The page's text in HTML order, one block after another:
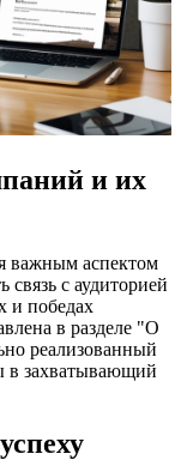
и их
важным аспектом
связь с аудиторией
и победах
в разделе "О
реализованный
в захватывающий